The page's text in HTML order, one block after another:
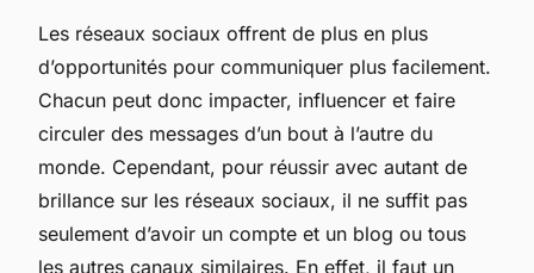
Les réseaux sociaux offrent de plus en plus
d’opportunités pour communiquer plus facilement.
Chacun peut donc impacter, influencer et faire
circuler des messages d’un bout à l’autre du
monde. Cependant, pour réussir avec autant de
brillance sur les réseaux sociaux, il ne suffit pas
seulement d’avoir un compte et un blog ou tous
les autres canaux similaires. En effet, il faut un